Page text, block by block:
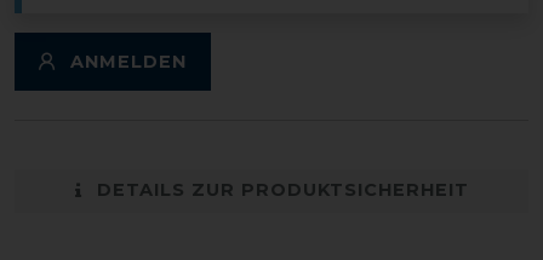
ANMELDEN
DETAILS ZUR PRODUKTSICHERHEIT